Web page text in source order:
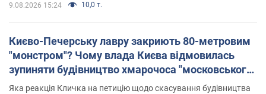
9.08.2026 15:24 10,0 т.
Києво-Печерську лавру закриють 80-метровим
"монстром"? Чому влада Києва відмовилась
зупиняти будівництво хмарочоса "московського
вірянина"
Яка реакція Кличка на петицію щодо скасування будівництва